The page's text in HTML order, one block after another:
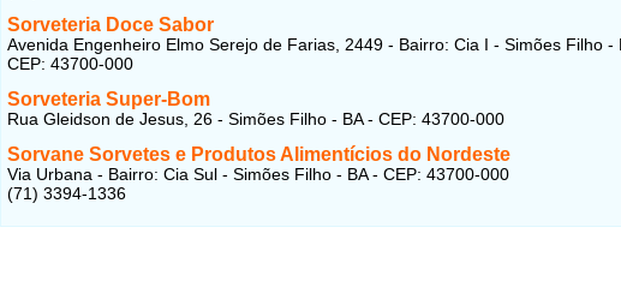
Sorveteria Doce Sabor
Avenida Engenheiro Elmo Serejo de Farias, 2449 - Bairro: Cia I - Simões Filho -
CEP: 43700-000
Sorveteria Super-Bom
Rua Gleidson de Jesus, 26 - Simões Filho - BA - CEP: 43700-000
Sorvane Sorvetes e Produtos Alimentícios do Nordeste
Via Urbana - Bairro: Cia Sul - Simões Filho - BA - CEP: 43700-000
(71) 3394-1336